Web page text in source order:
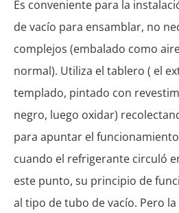
Es conveniente para la
de vacío para ensamblar, no
complejos (embalado como
normal). Utiliza el tablero ( el
templado, pintado con
negro, luego oxidar)
para apuntar el
cuando el refrigerante circuló
este punto, su principio de
al tipo de tubo de vacío. Pero